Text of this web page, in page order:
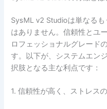
SysML v2 Studioは単なる
はありません。信頼性とユ
ロフェッショナルグレード
す。以下が、システムエン
択肢となる主な利点です：
1. 信頼性が高く、ストレス